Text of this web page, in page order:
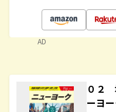
AD
０２
ーヨ